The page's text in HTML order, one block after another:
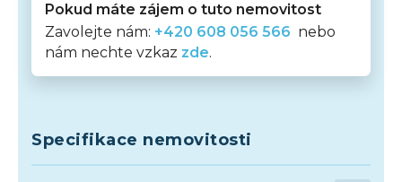
Pokud máte zájem o tuto nemovitost
Zavolejte nám: +420 608 056 566 nebo
nám nechte vzkaz zde.
Specifikace nemovitosti